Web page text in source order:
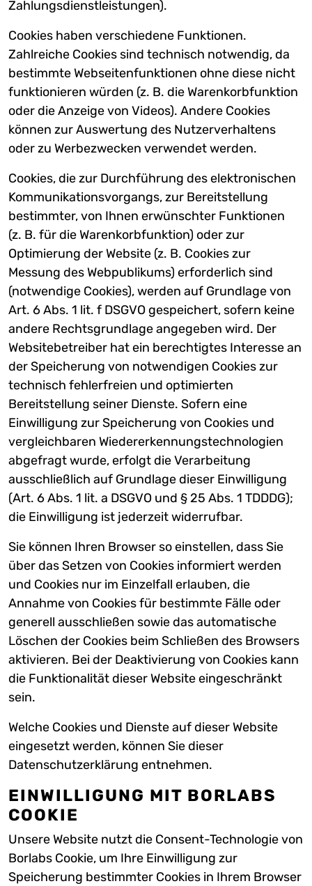
Zahlungsdienstleistungen).
Cookies haben verschiedene Funktionen.
Zahlreiche Cookies sind technisch notwendig, da
bestimmte Webseitenfunktionen ohne diese nicht
funktionieren würden (z. B. die Warenkorbfunktion
oder die Anzeige von Videos). Andere Cookies
können zur Auswertung des Nutzerverhaltens
oder zu Werbezwecken verwendet werden.
Cookies, die zur Durchführung des elektronischen
Kommunikationsvorgangs, zur Bereitstellung
bestimmter, von Ihnen erwünschter Funktionen
(z. B. für die Warenkorbfunktion) oder zur
Optimierung der Website (z. B. Cookies zur
Messung des Webpublikums) erforderlich sind
(notwendige Cookies), werden auf Grundlage von
Art. 6 Abs. 1 lit. f DSGVO gespeichert, sofern keine
andere Rechtsgrundlage angegeben wird. Der
Websitebetreiber hat ein berechtigtes Interesse an
der Speicherung von notwendigen Cookies zur
technisch fehlerfreien und optimierten
Bereitstellung seiner Dienste. Sofern eine
Einwilligung zur Speicherung von Cookies und
vergleichbaren Wiedererkennungstechnologien
abgefragt wurde, erfolgt die Verarbeitung
ausschließlich auf Grundlage dieser Einwilligung
(Art. 6 Abs. 1 lit. a DSGVO und § 25 Abs. 1 TDDDG);
die Einwilligung ist jederzeit widerrufbar.
Sie können Ihren Browser so einstellen, dass Sie
über das Setzen von Cookies informiert werden
und Cookies nur im Einzelfall erlauben, die
Annahme von Cookies für bestimmte Fälle oder
generell ausschließen sowie das automatische
Löschen der Cookies beim Schließen des Browsers
aktivieren. Bei der Deaktivierung von Cookies kann
die Funktionalität dieser Website eingeschränkt
sein.
Welche Cookies und Dienste auf dieser Website
eingesetzt werden, können Sie dieser
Datenschutzerklärung entnehmen.
EINWILLIGUNG MIT BORLABS
COOKIE
Unsere Website nutzt die Consent-Technologie von
Borlabs Cookie, um Ihre Einwilligung zur
Speicherung bestimmter Cookies in Ihrem Browser